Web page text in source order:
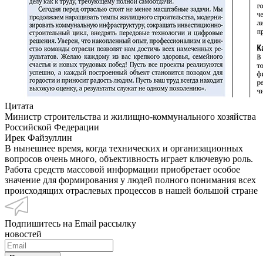
Цитата
Министр строительства и жилищно-коммунального хозяйства
Российской Федерации
Ирек Файзуллин
В нынешнее время, когда технических и организационных
вопросов очень много, объективность играет ключевую роль.
Работа средств массовой информации приобретает особое
значение для формирования у людей полного понимания всех
происходящих отраслевых процессов в нашей большой стране
Подпишитесь на Email рассылку
новостей